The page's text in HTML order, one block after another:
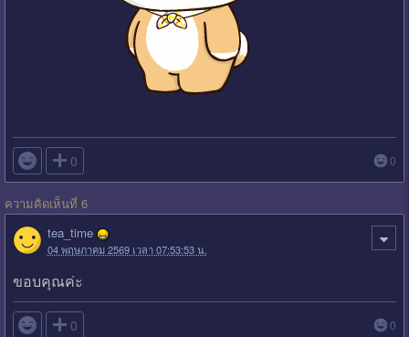
 0 0
ความคิดเห็นที่ 6
tea_time
04 พฤษภาคม 2569 เวลา 07:53:53 น.
ขอบคุณค่ะ
 0 0